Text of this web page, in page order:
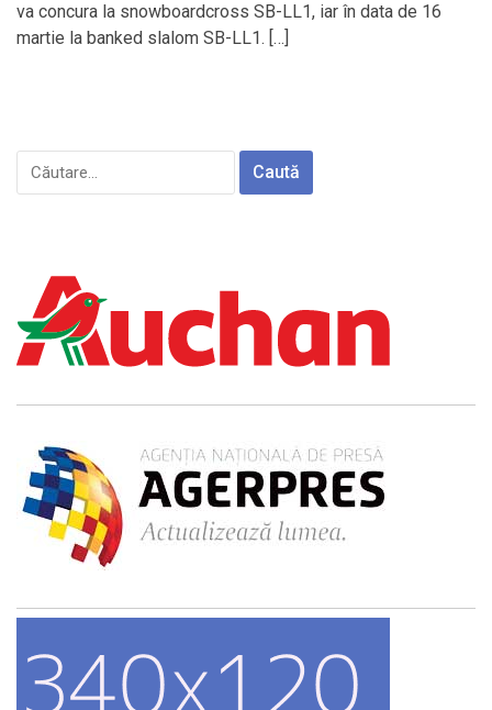
va concura la snowboardcross SB-LL1, iar în data de 16
martie la banked slalom SB-LL1. […]
Caută
după: